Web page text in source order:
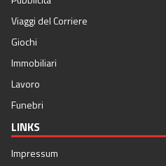
Viaggi del Corriere
Giochi
Immobiliari
Lavoro
Funebri
LINKS
Impressum